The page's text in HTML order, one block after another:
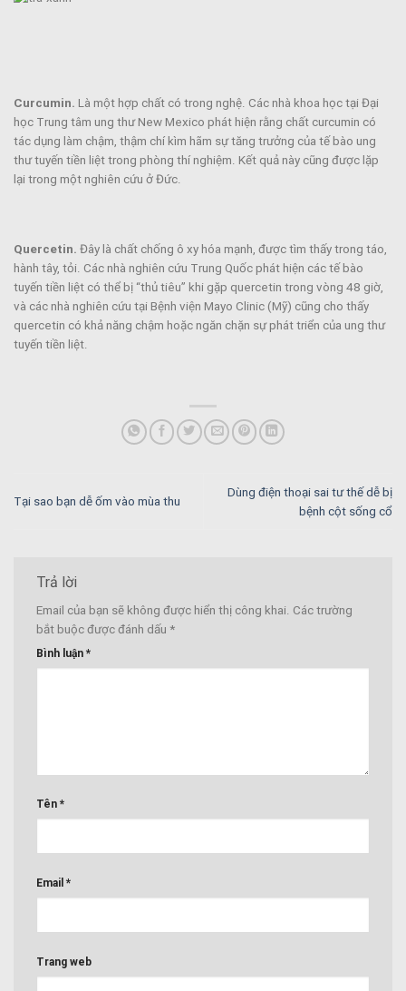
Curcumin. Là một hợp chất có trong nghệ. Các nhà khoa học tại Đại
học Trung tâm ung thư New Mexico phát hiện rằng chất curcumin có
tác dụng làm chậm, thậm chí kìm hãm sự tăng trưởng của tế bào ung
thư tuyến tiền liệt trong phòng thí nghiệm. Kết quả này cũng được lặp
lại trong một nghiên cứu ở Đức.
Quercetin. Đây là chất chống ô xy hóa mạnh, được tìm thấy trong táo,
hành tây, tỏi. Các nhà nghiên cứu Trung Quốc phát hiện các tế bào
tuyến tiền liệt có thể bị “thủ tiêu” khi gặp quercetin trong vòng 48 giờ,
và các nhà nghiên cứu tại Bệnh viện Mayo Clinic (Mỹ) cũng cho thấy
quercetin có khả năng chậm hoặc ngăn chặn sự phát triển của ung thư
tuyến tiền liệt.
Tại sao bạn dễ ốm vào mùa thu
Dùng điện thoại sai tư thế dễ bị
bệnh cột sống cổ
Trả lời
Email của bạn sẽ không được hiển thị công khai. Các trường
bắt buộc được đánh dấu *
Bình luận *
Tên *
Email *
Trang web